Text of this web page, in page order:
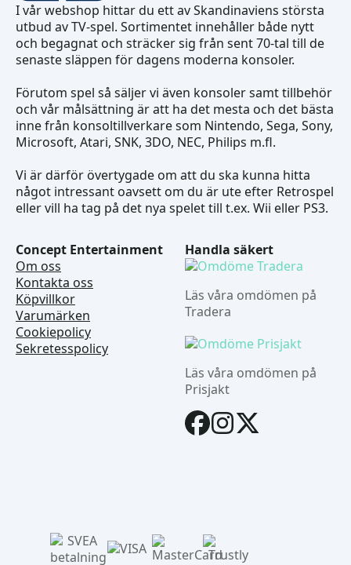
I vår webshop hittar du ett av Skandinaviens största
utbud av TV-spel. Sortimentet innehåller både nytt
och begagnat och sträcker sig från sent 70-tal till de
senaste släppen för dagens moderna konsoler.
Förutom spel så säljer vi även konsoler samt tillbehör
och vår målsättning är att ha det mesta och det bästa
inne från konsoltillverkare som Nintendo, Sega, Sony,
Microsoft, Atari, SNK, 3DO, NEC, Philips m.fl.
Vi är därför övertygade om att du ska kunna hitta
något intressant oavsett om du är ute efter Retrospel
eller vill ha tag på det nya spelet till t.ex. Wii eller PS3.
Concept Entertainment
Om oss
Kontakta oss
Köpvillkor
Varumärken
Cookiepolicy
Sekretesspolicy
Handla säkert
Läs våra omdömen på
Tradera
Läs våra omdömen på
Prisjakt